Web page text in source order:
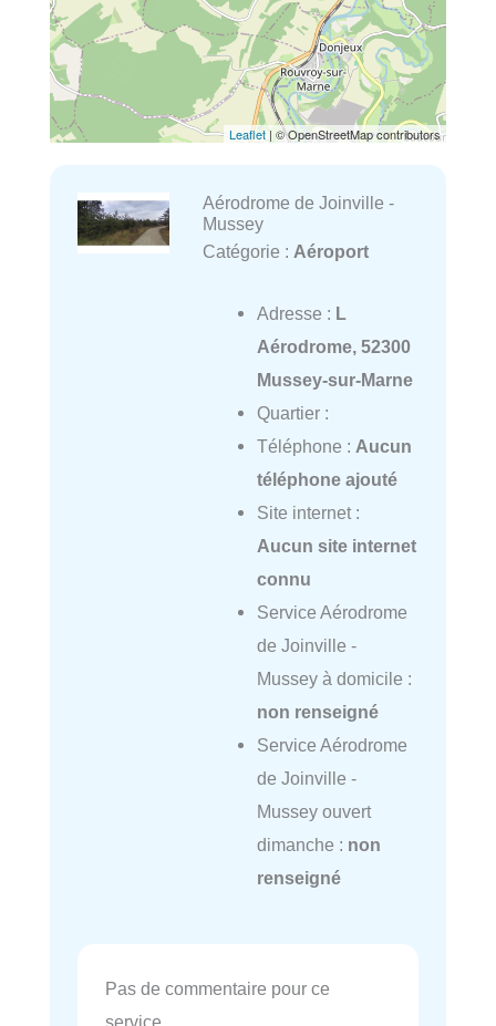
Leaflet | © OpenStreetMap contributors
Aérodrome de Joinville -
Mussey
Catégorie : Aéroport
Adresse : L
Aérodrome, 52300
Mussey-sur-Marne
Quartier :
Téléphone : Aucun
téléphone ajouté
Site internet :
Aucun site internet
connu
Service Aérodrome
de Joinville -
Mussey à domicile :
non renseigné
Service Aérodrome
de Joinville -
Mussey ouvert
dimanche : non
renseigné
Pas de commentaire pour ce
service.